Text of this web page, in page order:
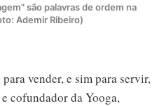
são palavras de ordem na
Ademir Ribeiro)
vender, e sim para servir,
cofundador da Yooga,